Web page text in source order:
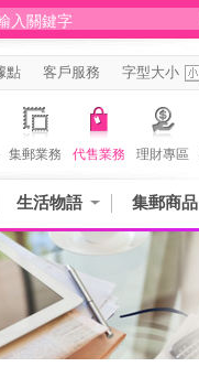
點 客戶服務 字型大小
集郵業務 代售業務 理財專區
生活物語 集郵商品